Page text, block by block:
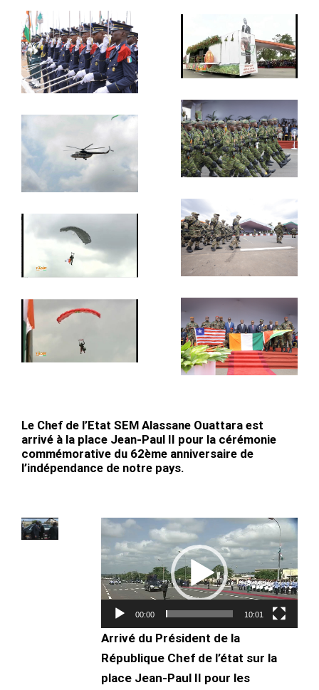
Le Chef de l’Etat SEM Alassane Ouattara est
arrivé à la place Jean-Paul II pour la cérémonie
commémorative du 62ème anniversaire de
l’indépendance de notre pays.
Lecteur
vidéo
00:00 10:01
Arrivé du Président de la
République Chef de l’état sur la
place Jean-Paul II pour les